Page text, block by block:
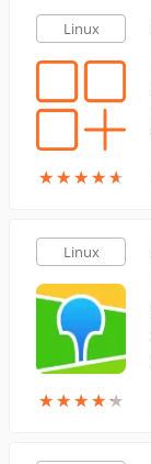
Linux
★★★★★
★★★★★
Linux
★★★★★
★★★★★